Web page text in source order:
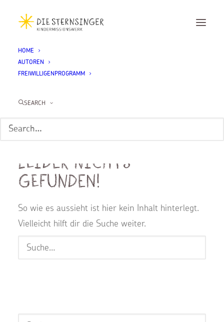
HOME
AUTOREN
FREIWILLIGENPROGRAMM
SEARCH
Christoph Kleine
Leider nichts
gefunden!
So wie es aussieht ist hier kein Inhalt hinterlegt.
Vielleicht hilft dir die Suche weiter.